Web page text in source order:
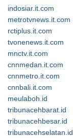
indosiar.it.com
metrotvnews.it.com
rctiplus.it.com
tvonenews.it.com
mnctv.it.com
cnnmedan.it.com
cnnmetro.it.com
cnnbali.it.com
meulaboh.id
tribunacehbarat.id
tribunacehbesar.id
tribunacehselatan.id